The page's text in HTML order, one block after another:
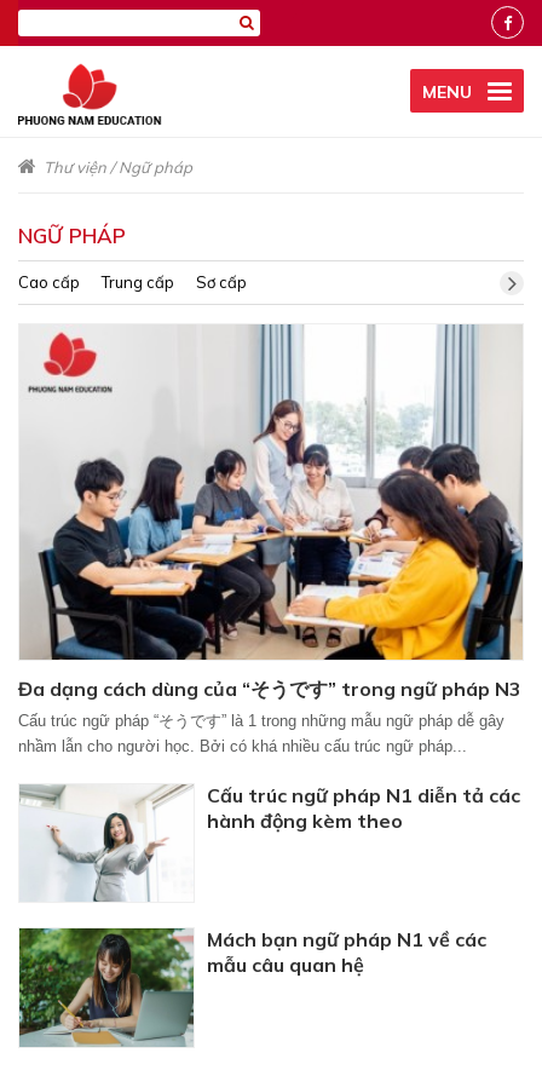
MENU
Thư viện/Ngữ pháp
NGỮ PHÁP
Cao cấp Trung cấp Sơ cấp
Đa dạng cách dùng của “そうです” trong ngữ pháp N3
Cấu trúc ngữ pháp “そうです” là 1 trong những mẫu ngữ pháp dễ gây
nhầm lẫn cho người học. Bởi có khá nhiều cấu trúc ngữ pháp...
Cấu trúc ngữ pháp N1 diễn tả các
hành động kèm theo
Mách bạn ngữ pháp N1 về các
mẫu câu quan hệ